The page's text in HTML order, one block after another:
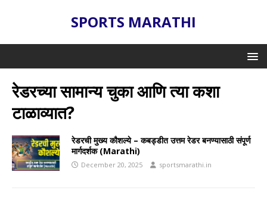
SPORTS MARATHI
रेडरच्या सामान्य चुका आणि त्या कशा
टाळाव्यात?
रेडरची मुख्य कौशल्ये – कबड्डीत उत्तम रेडर बनण्यासाठी संपूर्ण
मार्गदर्शक (Marathi)
December 20, 2025 sportsmarathi.in